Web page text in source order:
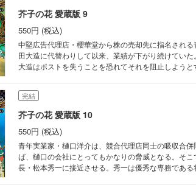
芥子の花 愛蔵版 9
550円 (税込)
中堅広告代理店・櫻華堂から株の売却先に指名され
田大造に代替わりして以来、業績が下がり続けてい
大造はポストを失うことを恐れてそれを阻止しよう
栄を纏う女」 ・VOL.45「楽園の野望」
完結
芥子の花 愛蔵版 10
550円 (税込)
青年実業家・樋口洋介は、競合代理店同士の吸収合
ば、樋口の会社にとってもかなりの脅威となる。そ
長・松本秀一に接近させる。秀一は優秀な専務であ